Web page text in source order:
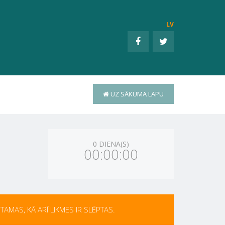
LV
UZ SĀKUMA LAPU
0 DIENA(S)
00:00:00
KĀ ARĪ LIKMES IR SLĒPTAS.